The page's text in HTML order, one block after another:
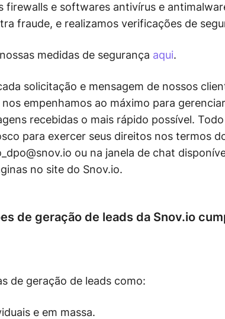
firewalls e softwares antivírus e
fraude, e realizamos verificações de
medidas de segurança aqui.
solicitação e mensagem de nossos
empenhamos ao máximo para
recebidas o mais rápido possível.
para exercer seus direitos nos termos
ou na janela de chat
no site do Snov.io.
de geração de leads da Snov.io
de geração de leads como:
e em massa.